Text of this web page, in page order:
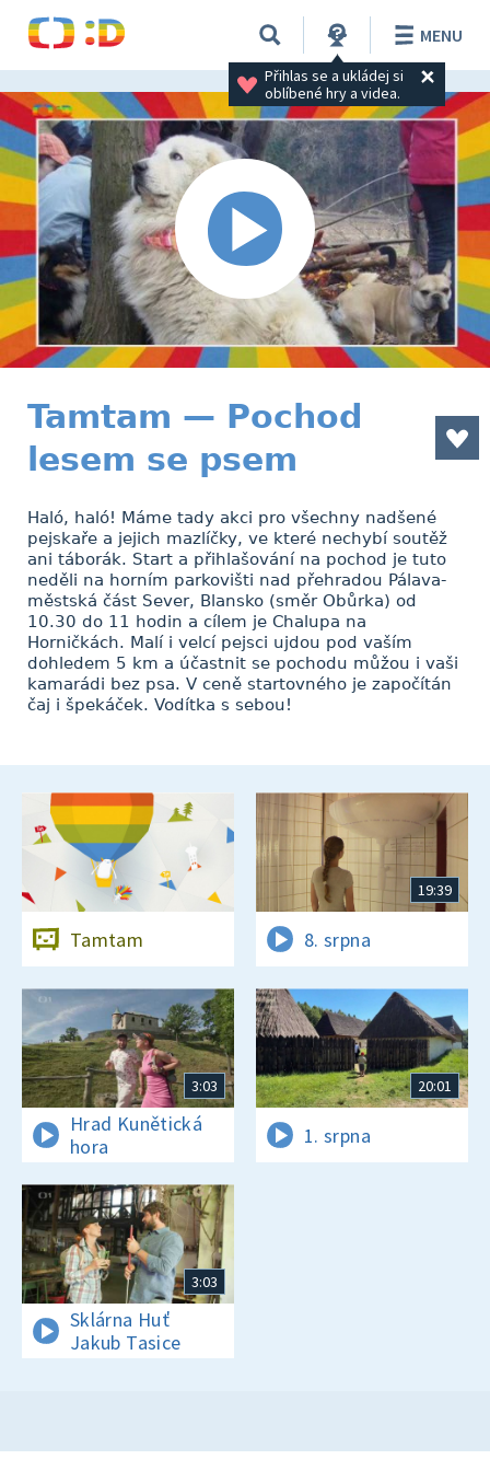
Přihlas se a ukládej si
oblíbené hry a videa.
MENU
Tamtam — Pochod
lesem se psem
Haló, haló! Máme tady akci pro všechny nadšené
pejskaře a jejich mazlíčky, ve které nechybí soutěž
ani táborák. Start a přihlašování na pochod je tuto
neděli na horním parkovišti nad přehradou Pálava-
městská část Sever, Blansko (směr Obůrka) od
10.30 do 11 hodin a cílem je Chalupa na
Horničkách. Malí i velcí pejsci ujdou pod vaším
dohledem 5 km a účastnit se pochodu můžou i vaši
kamarádi bez psa. V ceně startovného je započítán
čaj i špekáček. Vodítka s sebou!
Tamtam
19:39
8. srpna
3:03
Hrad Kunětická
hora
20:01
1. srpna
3:03
Sklárna Huť
Jakub Tasice